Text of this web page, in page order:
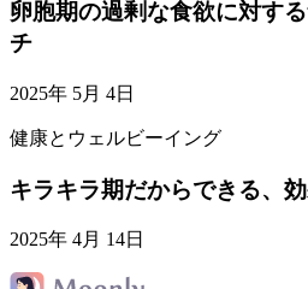
卵胞期の過剰な食欲に対す
チ
2025年 5月 4日
健康とウェルビーイング
キラキラ期だからできる、
2025年 4月 14日